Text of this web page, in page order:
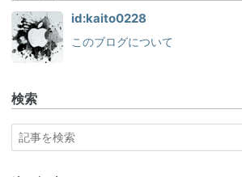
id:kaito0228
このブログについて
検索